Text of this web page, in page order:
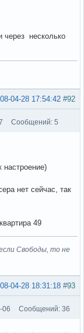
через несколько
#92
04-28 17:54:42
Сообщений: 5
настроение)
нет сейчас, так
49
Свободы, то не
#93
04-28 18:31:18
06 Сообщений: 36